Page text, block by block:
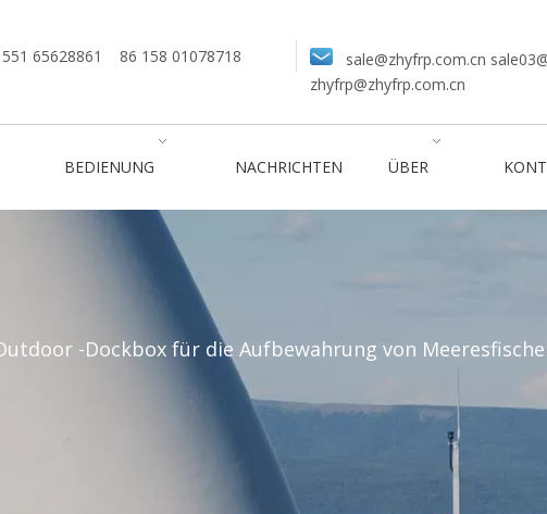
551 65628861 86 158 01078718 sale@zhyfrp.com.cn
zhyfrp@zhyfrp.com.cn
BEDIENUNG NACHRICHTEN ÜBER
-Dockbox für die Aufbewahrung von